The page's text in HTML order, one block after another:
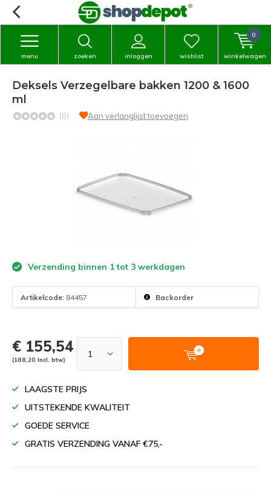
zoeken inloggen
menu wishlist winkelwagen
0
Deksels Verzegelbare bakken 1200 & 1600
ml
(0) Aan verlanglijst toevoegen
Verzending binnen 1 tot 3 werkdagen
Artikelcode: 84457 Backorder
€ 155,54
(188,20 Incl. btw)
LAAGSTE PRIJS
UITSTEKENDE KWALITEIT
GOEDE SERVICE
GRATIS VERZENDING VANAF €75,-